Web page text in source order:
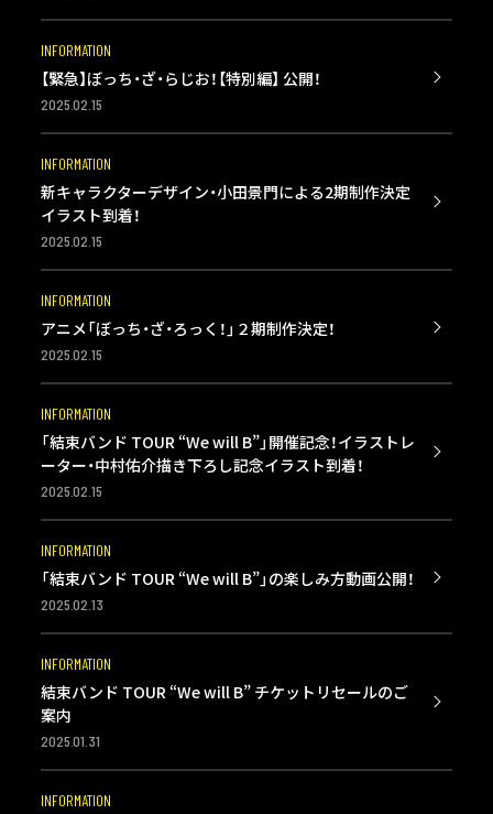
INFORMATION
【緊急】ぼっち・ざ・らじお！【特別編】 公開！
2025.02.15
INFORMATION
新キャラクターデザイン・小田景門による2期制作決定
イラスト到着！
2025.02.15
INFORMATION
アニメ「ぼっち・ざ・ろっく！」２期制作決定！
2025.02.15
INFORMATION
「結束バンド TOUR “We will B”」開催記念！イラストレ
ーター・中村佑介描き下ろし記念イラスト到着！
2025.02.15
INFORMATION
「結束バンド TOUR “We will B”」の楽しみ方動画公開！
2025.02.13
INFORMATION
結束バンド TOUR “We will B” チケットリセールのご
案内
2025.01.31
INFORMATION